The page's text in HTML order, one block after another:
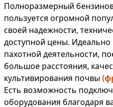
Полноразмерный
пользуется огромной
своей надежности,
доступной цены.
пахотной деятельности,
большое расстояния,
культивирования почвы
Есть возможность
оборудования благодаря